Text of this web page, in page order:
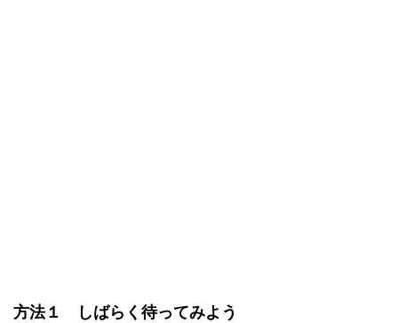
方法１ しばらく待ってみよう